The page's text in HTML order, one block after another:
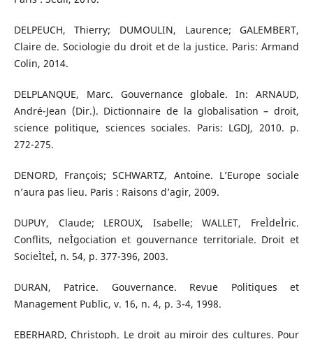
DELPEUCH, Thierry; DUMOULIN, Laurence; GALEMBERT,
Claire de. Sociologie du droit et de la justice. Paris: Armand
Colin, 2014.
DELPLANQUE, Marc. Gouvernance globale. In: ARNAUD,
André-Jean (Dir.). Dictionnaire de la globalisation – droit,
science politique, sciences sociales. Paris: LGDJ, 2010. p.
272-275.
DENORD, François; SCHWARTZ, Antoine. L’Europe sociale
n’aura pas lieu. Paris : Raisons d’agir, 2009.
DUPUY, Claude; LEROUX, Isabelle; WALLET, FreÌdeÌric.
Conflits, neÌgociation et gouvernance territoriale. Droit et
SocieÌteÌ, n. 54, p. 377-396, 2003.
DURAN, Patrice. Gouvernance. Revue Politiques et
Management Public, v. 16, n. 4, p. 3-4, 1998.
EBERHARD, Christoph. Le droit au miroir des cultures. Pour